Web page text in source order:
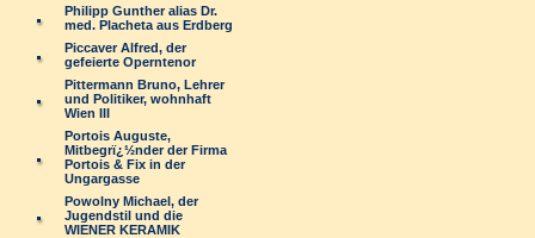
Philipp Gunther alias Dr.
med. Placheta aus Erdberg
Piccaver Alfred, der
gefeierte Operntenor
Pittermann Bruno, Lehrer
und Politiker, wohnhaft
Wien III
Portois Auguste,
Mitbegrï¿½nder der Firma
Portois & Fix in der
Ungargasse
Powolny Michael, der
Jugendstil und die
WIENER KERAMIK